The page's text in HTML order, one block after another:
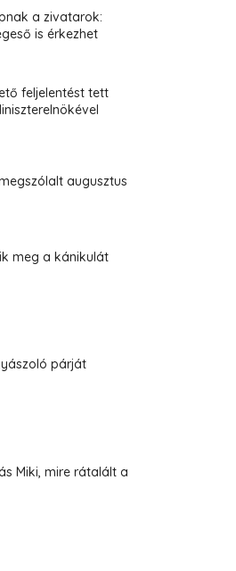
a zivatarok:
is érkezhet
feljelentést tett
augusztus
meg a kánikulát
párját
Miki, mire rátalált a